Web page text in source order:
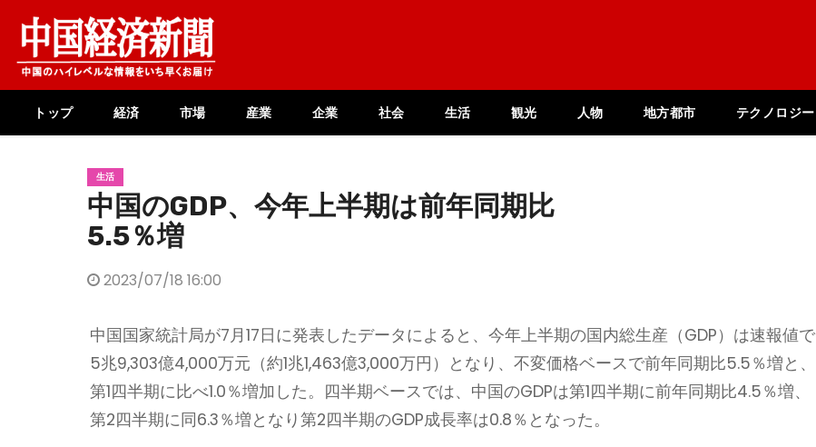
content
トップ 経済 市場 産業 企業 社会 生活 観光 人物 地方都市 テクノロジー
生活
中国のGDP、今年上半期は前年同期比
5.5％増
2023/07/18 16:00
中国国家統計局が7月17日に発表したデータによると、今年上半期の国内総生産（GDP）は速報値で
5兆9,303億4,000万元（約1兆1,463億3,000万円）となり、不変価格ベースで前年同期比5.5％増と、
第1四半期に比べ1.0％増加した。四半期ベースでは、中国のGDPは第1四半期に前年同期比4.5％増、
第2四半期に同6.3％増となり第2四半期のGDP成長率は0.8％となった。